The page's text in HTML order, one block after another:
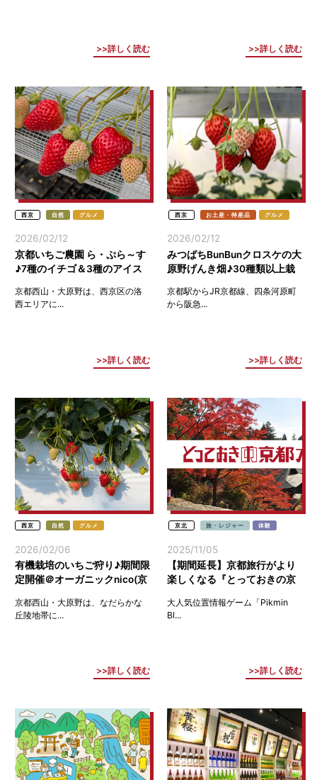
詳しく読む 詳しく読む
西京 自然 グルメ
2026/02/12
京都いちご農園 ら・ぷら～す
♪7種のイチゴ＆3種のアイス
京都西山・大原野は、西京区の洛
西エリアに...
詳しく読む
西京 お土産・特産品 グルメ
2026/02/12
みつばちBunBunクロスケの大
原野げんき畑♪30種類以上栽
京都駅からJR京都線、四条河原町
から阪急...
詳しく読む
西京 自然 グルメ
2026/02/06
有機栽培のいちご狩り♪期間限
定開催＠オーガニックnico(京
京都西山・大原野は、なだらかな
丘陵地帯に...
詳しく読む
京北 旅・レジャー 体験
2025/11/05
【期間延長】京都旅行がより
楽しくなる『とっておきの京
開催！
大人気位置情報ゲーム「Pikmin
Bl...
詳しく読む